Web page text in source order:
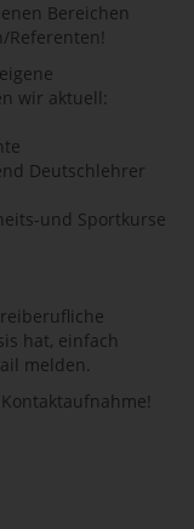
Bereichen
Referenten!
wir aktuell:
Deutschlehrer
und Sportkurse
hat, einfach
melden.